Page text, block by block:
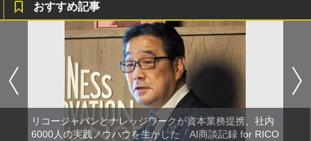
おすすめ記事
リコージャパンとナレッジワークが資本業務提携、社内
6000人の実践ノウハウを生かした「AI商談記録 for RICO